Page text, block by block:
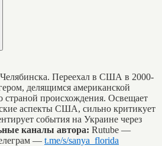
Переехал в США в 2000-
делящимся американской
страной происхождения. Освещает
аспекты США, сильно критикует
события на Украине через
каналы автора: Rutube —
— t.me/s/sanya_florida